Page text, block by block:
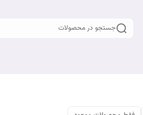
جستجو در محصولات